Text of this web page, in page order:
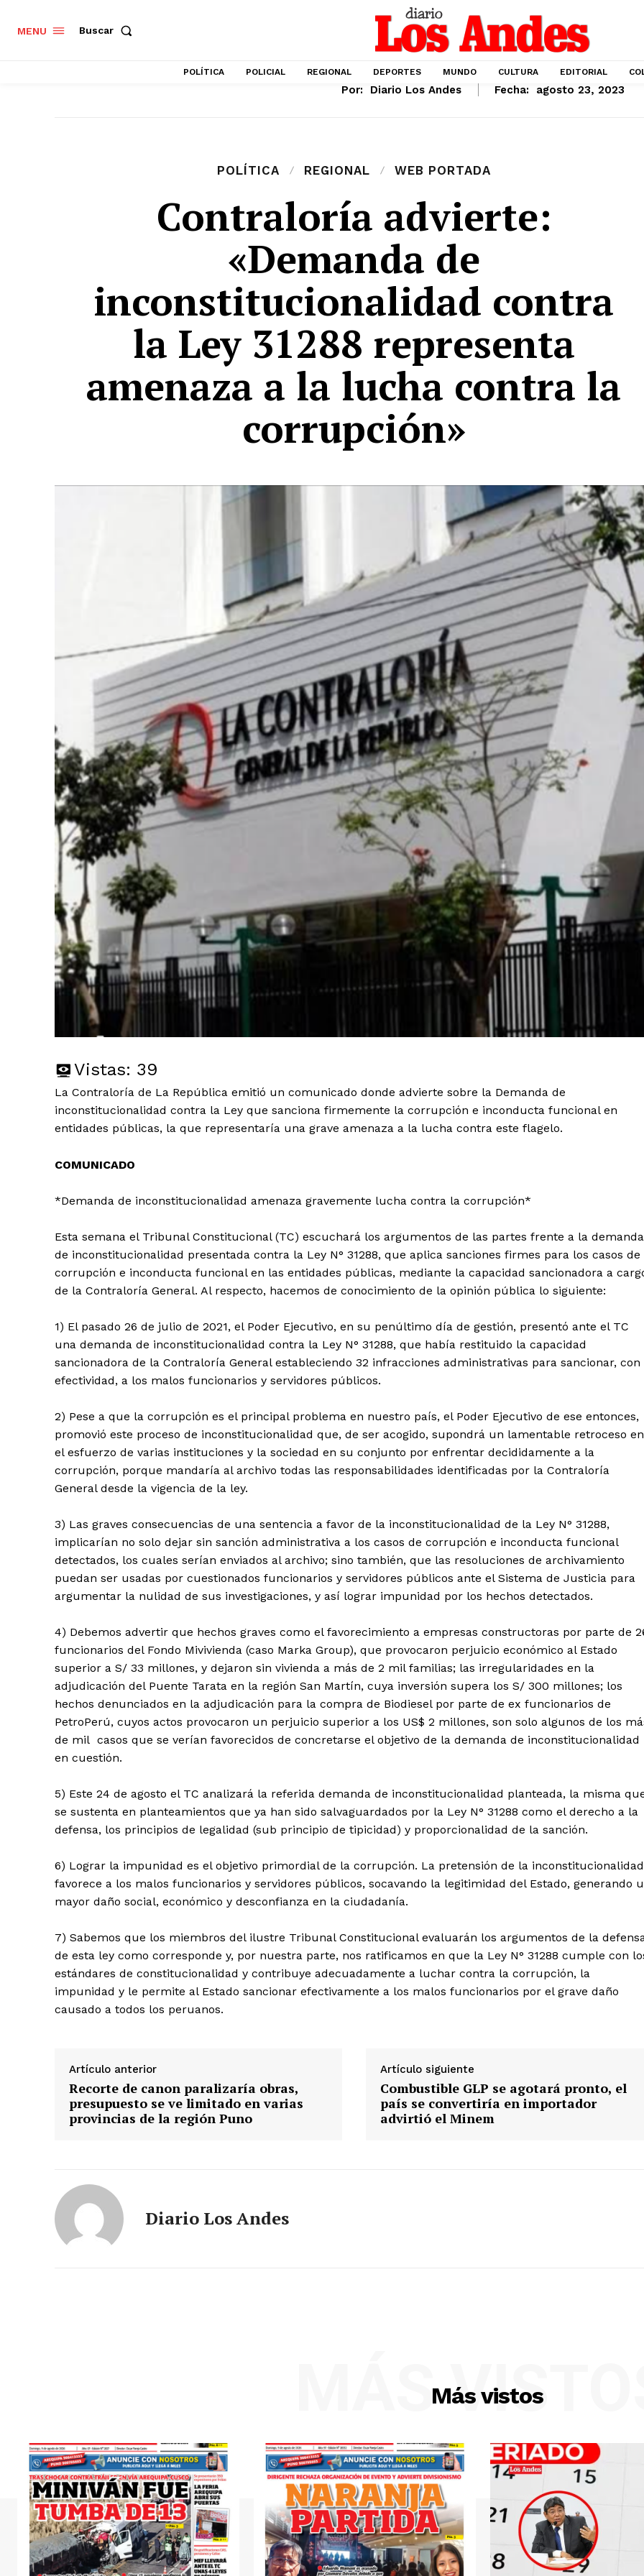
SUSCRIBETE
Diario los Andes
Nosotros
Contacto
Prensa
MENU Buscar
POLÍTICA POLICIAL REGIONAL DEPORTES MUNDO CULTURA EDITORIAL
Por: Diario Los Andes Fecha: agosto 23, 2023
POLÍTICA REGIONAL WEB PORTADA
Contraloría advierte:
«Demanda de
inconstitucionalidad contra
la Ley 31288 representa
amenaza a la lucha contra la
corrupción»
Vistas: 39
La Contraloría de La República emitió un comunicado donde advierte sobre la Demanda de
inconstitucionalidad contra la Ley que sanciona firmemente la corrupción e inconducta funcional en
entidades públicas, la que representaría una grave amenaza a la lucha contra este flagelo.
COMUNICADO
*Demanda de inconstitucionalidad amenaza gravemente lucha contra la corrupción*
Esta semana el Tribunal Constitucional (TC) escuchará los argumentos de las partes frente a la demanda
de inconstitucionalidad presentada contra la Ley N° 31288, que aplica sanciones firmes para los casos de
corrupción e inconducta funcional en las entidades públicas, mediante la capacidad sancionadora a
de la Contraloría General. Al respecto, hacemos de conocimiento de la opinión pública lo siguiente:
1) El pasado 26 de julio de 2021, el Poder Ejecutivo, en su penúltimo día de gestión, presentó ante el TC
una demanda de inconstitucionalidad contra la Ley N° 31288, que había restituido la capacidad
sancionadora de la Contraloría General estableciendo 32 infracciones administrativas para sancionar, con
efectividad, a los malos funcionarios y servidores públicos.
2) Pese a que la corrupción es el principal problema en nuestro país, el Poder Ejecutivo de ese entonces,
promovió este proceso de inconstitucionalidad que, de ser acogido, supondrá un lamentable retroceso en
el esfuerzo de varias instituciones y la sociedad en su conjunto por enfrentar decididamente a la
corrupción, porque mandaría al archivo todas las responsabilidades identificadas por la Contraloría
General desde la vigencia de la ley.
3) Las graves consecuencias de una sentencia a favor de la inconstitucionalidad de la Ley N° 31288,
implicarían no solo dejar sin sanción administrativa a los casos de corrupción e inconducta funcional
detectados, los cuales serían enviados al archivo; sino también, que las resoluciones de archivamiento
puedan ser usadas por cuestionados funcionarios y servidores públicos ante el Sistema de Justicia para
argumentar la nulidad de sus investigaciones, y así lograr impunidad por los hechos detectados.
4) Debemos advertir que hechos graves como el favorecimiento a empresas constructoras por parte de
funcionarios del Fondo Mivivienda (caso Marka Group), que provocaron perjuicio económico al Estado
superior a S/ 33 millones, y dejaron sin vivienda a más de 2 mil familias; las irregularidades en la
adjudicación del Puente Tarata en la región San Martín, cuya inversión supera los S/ 300 millones; los
hechos denunciados en la adjudicación para la compra de Biodiesel por parte de ex funcionarios de
PetroPerú, cuyos actos provocaron un perjuicio superior a los US$ 2 millones, son solo algunos de los
de mil casos que se verían favorecidos de concretarse el objetivo de la demanda de inconstitucionalidad
en cuestión.
5) Este 24 de agosto el TC analizará la referida demanda de inconstitucionalidad planteada, la misma
se sustenta en planteamientos que ya han sido salvaguardados por la Ley N° 31288 como el derecho a la
defensa, los principios de legalidad (sub principio de tipicidad) y proporcionalidad de la sanción.
6) Lograr la impunidad es el objetivo primordial de la corrupción. La pretensión de la inconstitucionalidad
favorece a los malos funcionarios y servidores públicos, socavando la legitimidad del Estado, generando
mayor daño social, económico y desconfianza en la ciudadanía.
7) Sabemos que los miembros del ilustre Tribunal Constitucional evaluarán los argumentos de la
de esta ley como corresponde y, por nuestra parte, nos ratificamos en que la Ley N° 31288 cumple con
estándares de constitucionalidad y contribuye adecuadamente a luchar contra la corrupción, la
impunidad y le permite al Estado sancionar efectivamente a los malos funcionarios por el grave daño
causado a todos los peruanos.
Artículo anterior
Recorte de canon paralizaría obras,
presupuesto se ve limitado en varias
provincias de la región Puno
Artículo siguiente
Combustible GLP se agotará pronto, el
país se convertiría en importador
advirtió el Minem
Diario Los Andes
Más vistos
MÁS